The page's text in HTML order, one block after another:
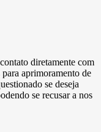
diretamente com
aprimoramento de
se deseja
se recusar a nos